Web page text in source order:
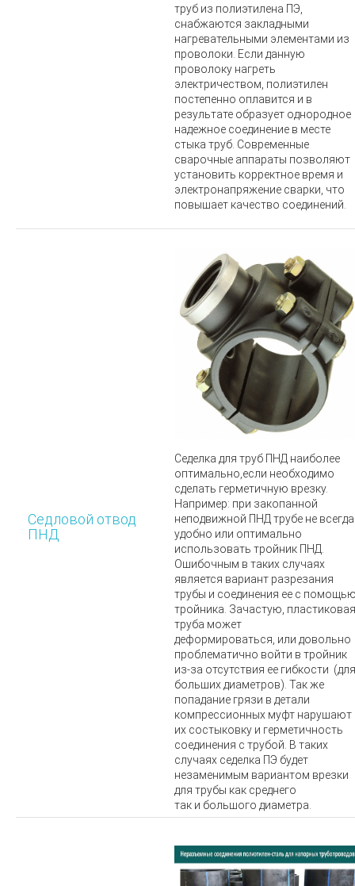
труб из полиэтилена ПЭ,
снабжаются закладными
нагревательными элементами из
проволоки. Если данную
проволоку нагреть
электричеством, полиэтилен
постепенно оплавится и в
результате образует однородное
надежное соединение в месте
стыка труб. Современные
сварочные аппараты позволяют
установить корректное время и
электронапряжение сварки, что
повышает качество соединений.
Седловой отвод
ПНД
Седелка для труб ПНД наиболее
оптимально,если необходимо
сделать герметичную врезку.
Например: при закопанной
неподвижной ПНД трубе не всегда
удобно или оптимально
использовать тройник ПНД.
Ошибочным в таких случаях
является вариант разрезания
трубы и соединения ее с
тройника. Зачастую, пластиковая
труба может
деформироваться, или довольно
проблематично войти в тройник
из-за отсутствия ее гибкости (для
больших диаметров). Так же
попадание грязи в детали
компрессионных муфт нарушают
их состыковку и герметичность
соединения с трубой. В таких
случаях седелка ПЭ будет
незаменимым вариантом врезки
для трубы как среднего
так и большого диаметра.